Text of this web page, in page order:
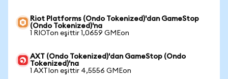
Riot Platforms (Ondo Tokenized)'dan GameStop
(Ondo Tokenized)'na
1 RIOTon eşittir 1,0659 GMEon
AXT (Ondo Tokenized)'dan GameStop (Ondo
Tokenized)'na
1 AXTIon eşittir 4,5556 GMEon